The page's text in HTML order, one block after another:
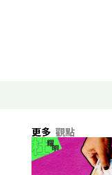
更多 觀點